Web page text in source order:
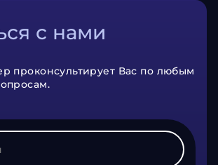
с нами
проконсультирует Вас по любым